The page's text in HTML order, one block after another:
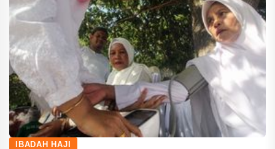
IBADAH HAJI